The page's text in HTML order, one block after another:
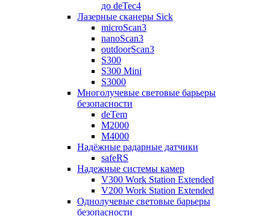
до deTec4
Лазерные сканеры Sick
microScan3
nanoScan3
outdoorScan3
S300
S300 Mini
S3000
Многолучевые световые барьеры
безопасности
deTem
M2000
M4000
Надёжные радарные датчики
safeRS
Надежные системы камер
V300 Work Station Extended
V200 Work Station Extended
Однолучевые световые барьеры
безопасности